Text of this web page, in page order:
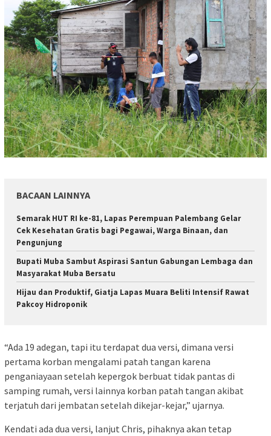
BACAAN LAINNYA
Semarak HUT RI ke-81, Lapas Perempuan Palembang Gelar
Cek Kesehatan Gratis bagi Pegawai, Warga Binaan, dan
Pengunjung
Bupati Muba Sambut Aspirasi Santun Gabungan Lembaga dan
Masyarakat Muba Bersatu
Hijau dan Produktif, Giatja Lapas Muara Beliti Intensif Rawat
Pakcoy Hidroponik
“Ada 19 adegan, tapi itu terdapat dua versi, dimana versi
pertama korban mengalami patah tangan karena
penganiayaan setelah kepergok berbuat tidak pantas di
samping rumah, versi lainnya korban patah tangan akibat
terjatuh dari jembatan setelah dikejar-kejar,” ujarnya.
Kendati ada dua versi, lanjut Chris, pihaknya akan tetap